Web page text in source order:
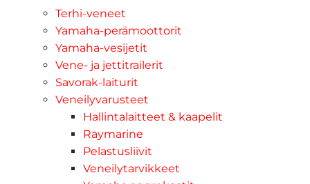
Terhi-veneet
Yamaha-perämoottorit
Yamaha-vesijetit
Vene- ja jettitrailerit
Savorak-laiturit
Veneilyvarusteet
Hallintalaitteet & kaapelit
Raymarine
Pelastusliivit
Veneilytarvikkeet